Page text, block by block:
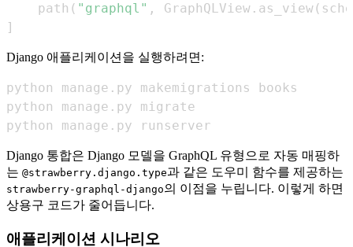
    path
( "graphql" , GraphQLView . as_view(
]
Django 애플리케이션을 실행하려면:
python manage.py runserver
Django 통합은 Django 모델을 GraphQL 유형으로 자동 매핑하
는 @strawberry.django.type과 같은 도우미 함수를 제공하는
strawberry-graphql-django의 이점을 누립니다. 이렇게 하면
상용구 코드가 줄어듭니다.
애플리케이션 시나리오